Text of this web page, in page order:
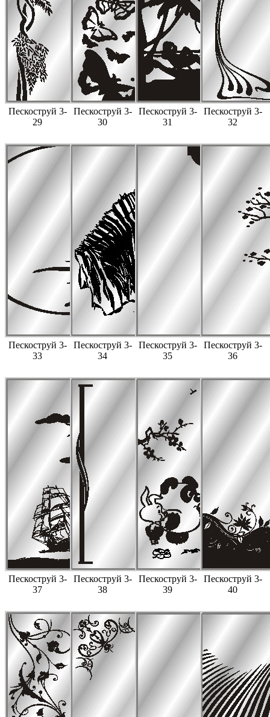
Пескоструй 3-
29
Пескоструй 3-
30
Пескоструй 3-
31
Пескоструй 3-
32
Пескоструй 3-
33
Пескоструй 3-
34
Пескоструй 3-
35
Пескоструй 3-
36
Пескоструй 3-
37
Пескоструй 3-
38
Пескоструй 3-
39
Пескоструй 3-
40